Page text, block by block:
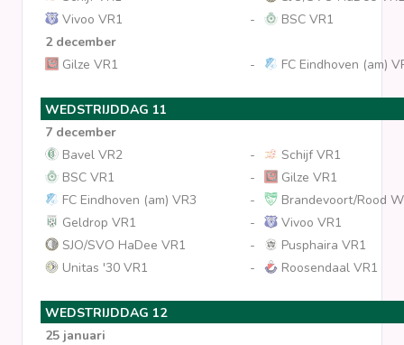
Vivoo VR1
-
BSC VR1
2 december
Gilze VR1
- FC Eindhoven (am)
WEDSTRIJDDAG 11
7 december
Bavel VR2
-
Schijf VR1
BSC VR1
-
Gilze VR1
FC Eindhoven (am) VR3
-
Brandevoort/Rood
Geldrop VR1
-
Vivoo VR1
SJO/SVO HaDee VR1
-
Pusphaira VR1
Unitas '30 VR1
- Roosendaal VR1
WEDSTRIJDDAG 12
25 januari